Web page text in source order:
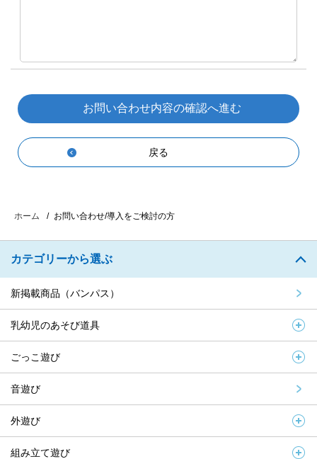
戻る
ホーム お問い合わせ/導入をご検討の方
カテゴリーから選ぶ
新掲載商品（バンパス）
乳幼児のあそび道具
ごっこ遊び
音遊び
外遊び
組み立て遊び